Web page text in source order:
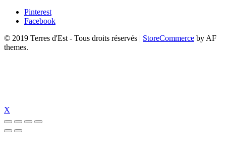
Pinterest
Facebook
© 2019 Terres d'Est - Tous droits réservés
StoreCommerce by AF
themes.
X